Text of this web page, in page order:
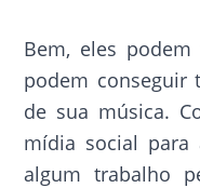
Bem, eles
podem conseguir
de sua música.
mídia social para
algum trabalho